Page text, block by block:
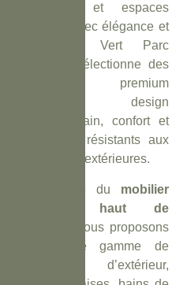
terrasses et espaces
outdoor avec élégance et
durabilité. Vert Parc
Mobilier sélectionne des
collections premium
alliant design
contemporain, confort et
matériaux résistants aux
conditions extérieures.
Spécialiste du mobilier
outdoor haut de
, nous proposons
une large gamme de
canapés d’extérieur,